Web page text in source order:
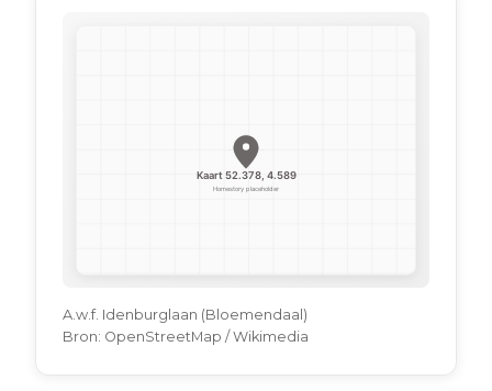
A.w.f. Idenburglaan (Bloemendaal)
Bron: OpenStreetMap / Wikimedia